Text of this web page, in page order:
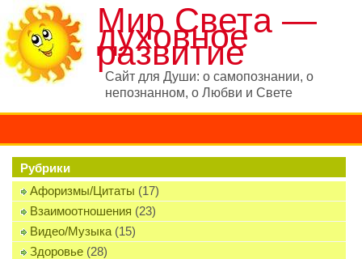
Мир Света —
духовное
развитие
Сайт для Души: о самопознании, о
непознанном, о Любви и Свете
Рубрики
Афоризмы/Цитаты (17)
Взаимоотношения (23)
Видео/Музыка (15)
Здоровье (28)